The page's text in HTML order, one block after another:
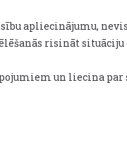
apliecinājumu,
risināt
un liecina